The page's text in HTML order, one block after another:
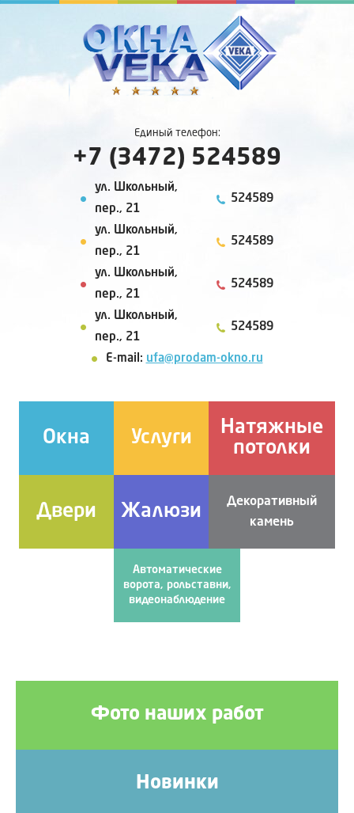
Единый телефон:
+7 (3472) 524589
ул. Школьный,
пер., 21
524589
ул. Школьный,
пер., 21
524589
ул. Школьный,
пер., 21
524589
ул. Школьный,
пер., 21
524589
E-mail: ufa@prodam-okno.ru
Окна Услуги
Натяжные
потолки
Двери Жалюзи
Декоративный
камень
Автоматические
ворота, рольставни,
видеонаблюдение
Фото наших работ
Новинки